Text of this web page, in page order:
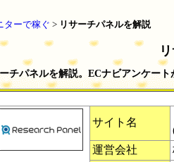
ターで稼ぐ > リサーチパネルを解説
チパネルを解説。ECナビアンケー
サイト名
運営会社